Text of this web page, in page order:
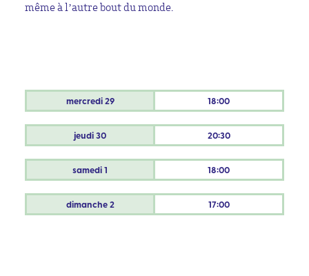
même à l’autre bout du monde.
mercredi29 18:00
jeudi30 20:30
samedi1 18:00
dimanche2 17:00